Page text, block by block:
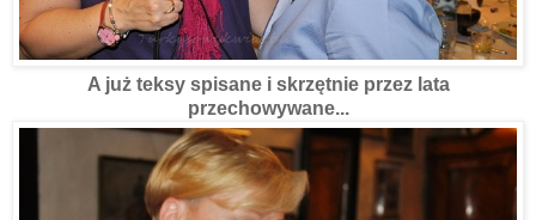
A już teksy spisane i skrzętnie przez lata
przechowywane...